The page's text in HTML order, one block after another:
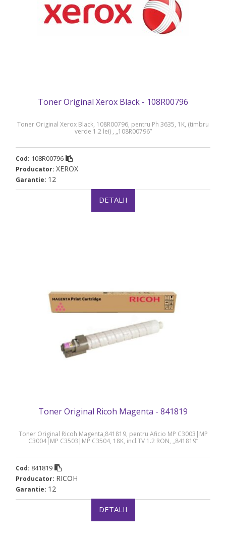
Toner Original Xerox Black - 108R00796
Toner Original Xerox Black, 108R00796, pentru Ph 3635, 1K, (timbru
verde 1.2 lei) , „108R00796”
Cod: 108R00796
Producator: XEROX
Garantie: 12
DETALII
Toner Original Ricoh Magenta - 841819
Toner Original Ricoh Magenta,841819, pentru Aficio MP C3003|MP
C3004|MP C3503|MP C3504, 18K, incl.TV 1.2 RON, „841819”
Cod: 841819
Producator: RICOH
Garantie: 12
DETALII